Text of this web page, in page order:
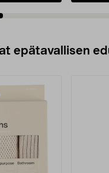
epätavallisen